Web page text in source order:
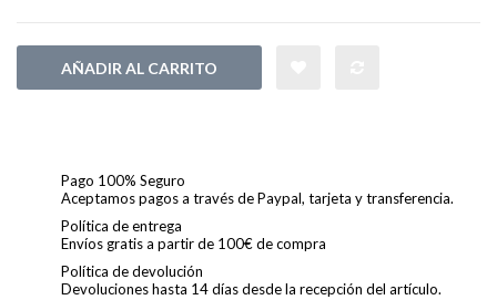
AÑADIR AL CARRITO
Pago 100% Seguro
Aceptamos pagos a través de Paypal, tarjeta y transferencia.
Política de entrega
Envíos gratis a partir de 100€ de compra
Política de devolución
Devoluciones hasta 14 días desde la recepción del artículo.